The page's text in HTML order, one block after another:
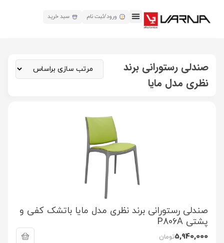
ورود/ثبت نام سبد خرید
صندلی رستورانی برند
نظری مدل مایا
صندلی رستورانی برند نظری مدل مایا باتشک کفی و
پشتی P806A
5,940,000تومان